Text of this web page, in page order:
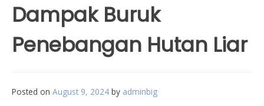
Dampak Buruk
Penebangan Hutan Liar
Posted on August 9, 2024 by adminbig